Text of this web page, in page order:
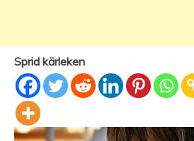
Sprid kärleken